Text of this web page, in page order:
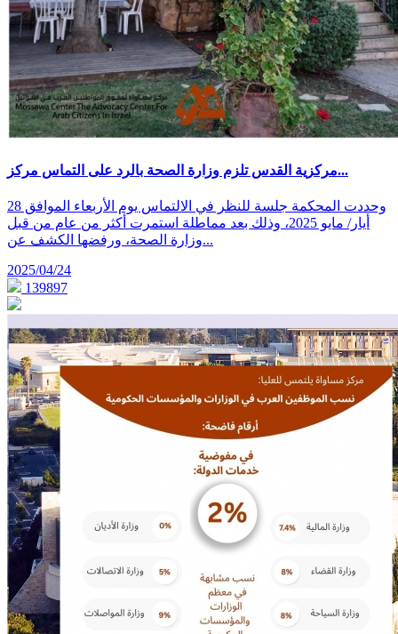
مركزية القدس تلزم وزارة الصحة بالرد على التماس مركز...
وحددت المحكمة جلسة للنظر في الالتماس يوم الأربعاء الموافق 28
أيار/ مايو 2025، وذلك بعد مماطلة استمرت أكثر من عام من قبل
وزارة الصحة، ورفضها الكشف عن...
2025/04/24
139897